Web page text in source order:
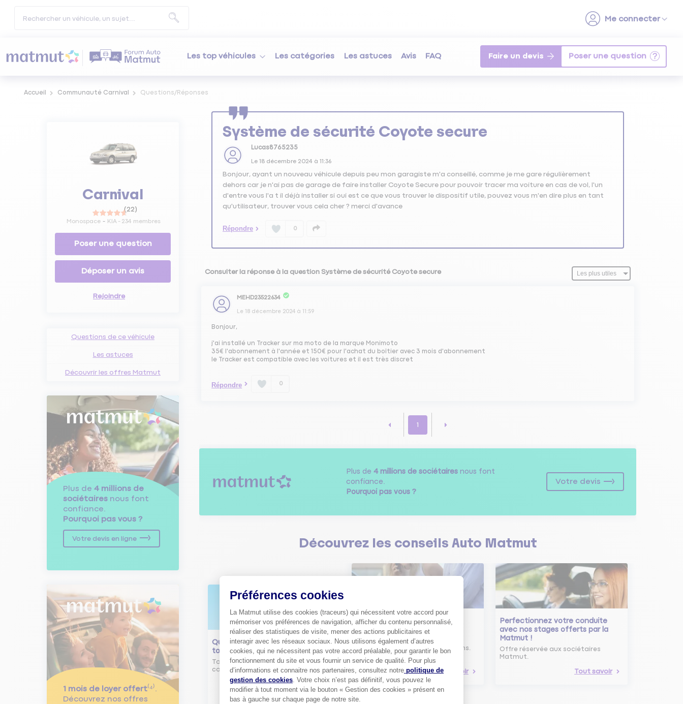
Les top véhicules Les catégories Les astuces Avis FAQ Faire un devis
Accueil Communauté Carnival Questions/Réponses
Carnival
(22)
Monospace KIA- 234 membres
Poser une question
Déposer un avis
Rejoindre
Questions de ce véhicule
Les astuces
Découvrir les offres Matmut
Plus de 4 millions de
sociétaires nous font
confiance.
Pourquoi pas vous ?
Votre devis en ligne
1 mois de loyer offert⁽⁴⁾.
Découvrez nos offres
Système de sécurité Coyote secure
Lucas8765235
Le 18 décembre 2024à 11:36
Bonjour, ayant un nouveau véhicule depuis peu mon garagiste m'a conseillé, comme je me gare régulièrement
dehors car je n'ai pas de garage de faire installer Coyote Secure pour pouvoir tracer ma voiture en cas de vol, l'un
d'entre vous l'a t il déjà installer si oui est ce que vous trouver le dispositif utile, pouvez vous m'en dire plus en tant
qu'utilisateur, trouver vous cela cher ? merci d'avance
Répondre 0
Consulter la réponse à la question Système de sécurité Coyote secure
MEHD23522634
Le 18 décembre 2024 à 11:59
Bonjour,
j'ai installé un Tracker sur ma moto de la marque Monimoto
35€ l'abonnement à l'année et 150€ pour l'achat du boîtier avec 3 mois d'abonnement
le Tracker est compatible avec les voitures et il est très discret
Répondre 0
1
Plus de 4 millions de sociétairesnous font
confiance.
Pourquoi pas vous ?
Votre devis
Découvrez les conseils Auto Matmut
Qu'est-ce que le nouveau radar
tourelle ?
Tout savoir sur le radar tourelle et
comment éviter les infractions.
Tout savoir
Comment bien choisir son
assurance auto ?
Conseils pour choisir la meilleure
assurance auto selon vos besoins.
Tout savoir
Perfectionnez votre conduite
avec nos stages offerts par la
Matmut !
Offre réservée aux sociétaires
Matmut.
Tout savoir
Préférences cookies
La Matmut utilise des cookies (traceurs) qui nécessitent votre accord pour
mémoriser vos préférences de navigation, afficher du contenu personnalisé,
réaliser des statistiques de visite, mener des actions publicitaires et
interagir avec les réseaux sociaux. Nous utilisons également d’autres
cookies, qui ne nécessitent pas votre accord préalable, pour garantir le bon
fonctionnement du site et vous fournir un service de qualité. Pour plus
d’informations et connaitre nos partenaires, consultez notre politique de
gestion des cookies. Votre choix n’est pas définitif, vous pouvez le
modifier à tout moment via le bouton « Gestion des cookies » présent en
bas à gauche sur chaque page de notre site.
Axeptio consent